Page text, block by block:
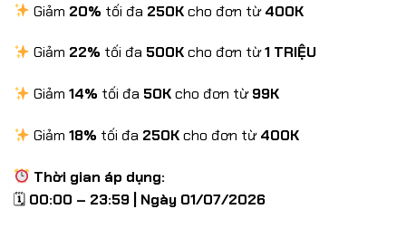
Giảm 20% tối đa 250Kcho đơn từ400K
Giảm 22% tối đa 500Kcho đơn từ1 TRIỆU
Giảm14% tối đa 50Kcho đơn từ99K
Giảm18% tối đa 250Kcho đơn từ400K
Thời gian áp dụng:
🗓 00:00 – 23:59 | Ngày 01/07/2026